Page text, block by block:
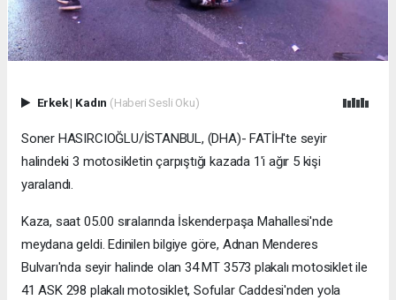
Erkek| Kadın (Haberi Sesli Oku)
Soner HASIRCIOĞLU/İSTANBUL, (DHA)- FATİH'te seyir
halindeki 3 motosikletin çarpıştığı kazada 1'i ağır 5 kişi
yaralandı.
Kaza, saat 05.00 sıralarında İskenderpaşa Mahallesi'nde
meydana geldi. Edinilen bilgiye göre, Adnan Menderes
Bulvarı'nda seyir halinde olan 34 MT 3573 plakalı motosiklet ile
41 ASK 298 plakalı motosiklet, Sofular Caddesi'nden yola